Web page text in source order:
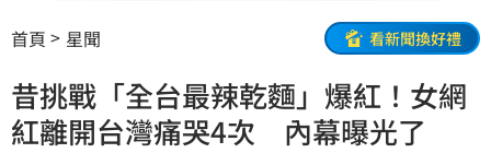
首頁 星聞 看新聞換好禮
昔挑戰「全台最辣乾麵」爆紅！女網
紅離開台灣痛哭4次 內幕曝光了